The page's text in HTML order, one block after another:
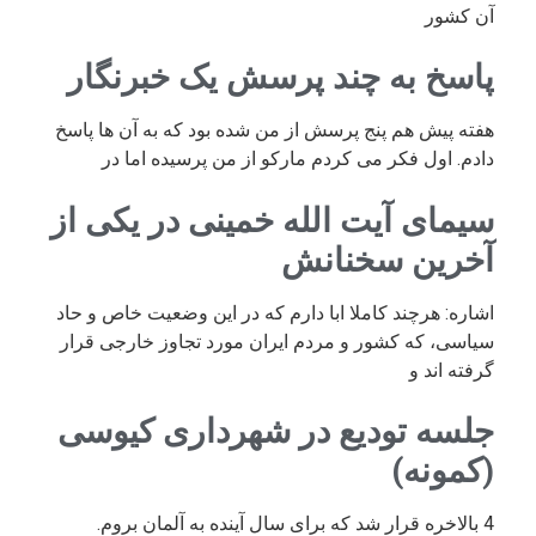
آن کشور
پاسخ به چند پرسش یک خبرنگار
هفته پیش هم پنج پرسش از من شده بود که به آن ها پاسخ
دادم. اول فکر می کردم مارکو از من پرسیده اما در
سیمای آیت الله خمینی در یکی از
آخرین سخنانش
اشاره: هرچند کاملا ابا دارم که در این وضعیت خاص و حاد
سیاسی، که کشور و مردم ایران مورد تجاوز خارجی قرار
گرفته اند و
جلسه تودیع در شهرداری کیوسی
(کمونه)
4 بالاخره قرار شد که برای سال آینده به آلمان بروم.